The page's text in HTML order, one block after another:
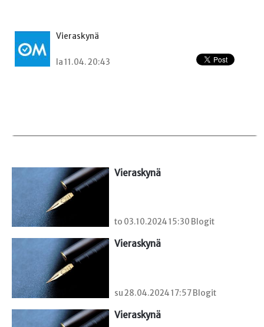
Vieraskynä
la 11.04. 20:43
Vieraskynä
to 03.10.2024 15:30 Blogit
Vieraskynä
su 28.04.2024 17:57 Blogit
Vieraskynä